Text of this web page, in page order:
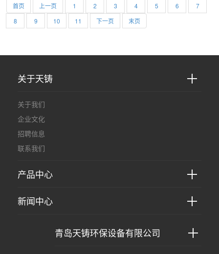
首页 上一页 1 2 3 4 5 6
7
8
9 10 11 下一页 末页
关于天铸
关于我们
企业文化
招聘信息
联系我们
产品中心
新闻中心
青岛天铸环保设备有限公司